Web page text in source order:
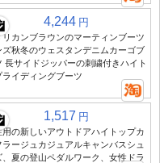
4,244 円
リカンブラウンのマーティンブーツ
ズ秋冬のウェスタンデニムカーゴブ
長サイドジッパーの刺繍付きハイト
ライディングブーツ
1,517 円
用の新しいアウトドアハイトップカ
ラージュカジュアルキャンバスシュ
、夏の登山ペダルワーク、女性ドラ